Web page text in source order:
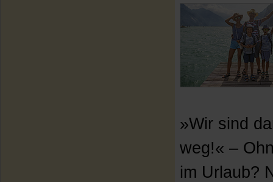
»Wir sind
weg!« –
im Urlaub?